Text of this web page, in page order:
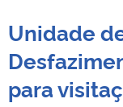
Unidade
para